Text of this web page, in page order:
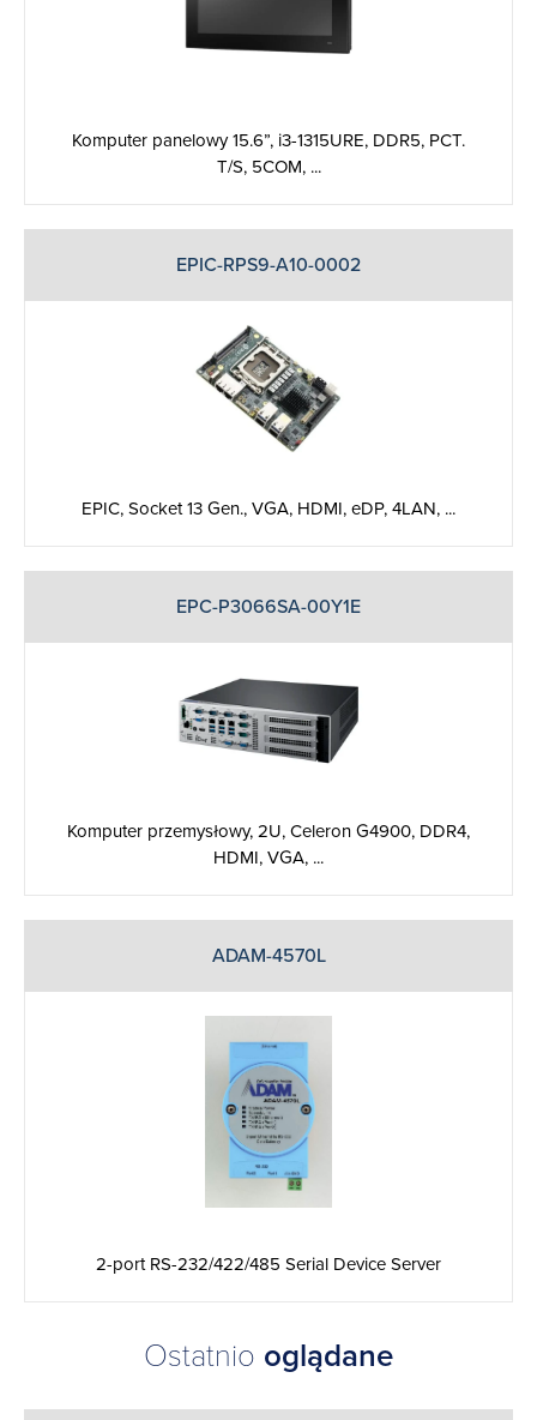
Komputer panelowy 15.6”, i3-1315URE, DDR5, PCT.
T/S, 5COM, ...
EPIC-RPS9-A10-0002
EPIC, Socket 13 Gen., ‎VGA, HDMI, eDP, 4LAN, ...
EPC-P3066SA-00Y1E
Komputer przemysłowy, 2U, Celeron G4900, DDR4,
HDMI, VGA, ...
ADAM-4570L
2-port RS-232/422/485 Serial Device Server
Ostatnio oglądane